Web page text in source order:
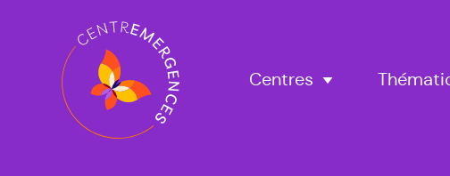
Navigation
principale
Centres